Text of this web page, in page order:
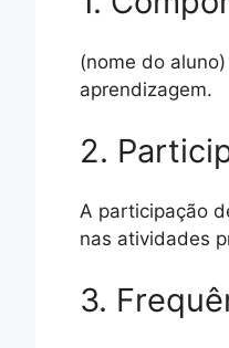
(nome do
aprendizagem.
2.
A participação
nas atividades
3.